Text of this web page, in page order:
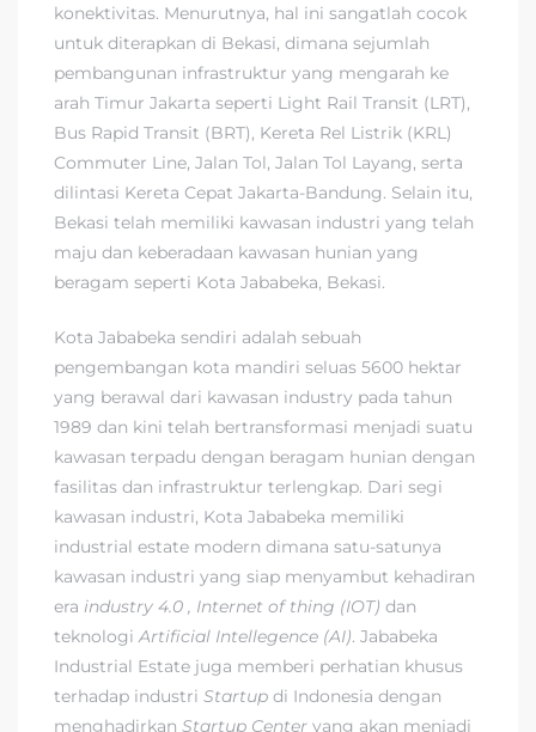
konektivitas. Menurutnya, hal ini sangatlah cocok
untuk diterapkan di Bekasi, dimana sejumlah
pembangunan infrastruktur yang mengarah ke
arah Timur Jakarta seperti Light Rail Transit (LRT),
Bus Rapid Transit (BRT), Kereta Rel Listrik (KRL)
Commuter Line, Jalan Tol, Jalan Tol Layang, serta
dilintasi Kereta Cepat Jakarta-Bandung. Selain itu,
Bekasi telah memiliki kawasan industri yang telah
maju dan keberadaan kawasan hunian yang
beragam seperti Kota Jababeka, Bekasi.
Kota Jababeka sendiri adalah sebuah
pengembangan kota mandiri seluas 5600 hektar
yang berawal dari kawasan industry pada tahun
1989 dan kini telah bertransformasi menjadi suatu
kawasan terpadu dengan beragam hunian dengan
fasilitas dan infrastruktur terlengkap. Dari segi
kawasan industri, Kota Jababeka memiliki
industrial estate modern dimana satu-satunya
kawasan industri yang siap menyambut kehadiran
era industry 4.0 , Internet of thing (IOT) dan
teknologiArtificial Intellegence (AI). Jababeka
Industrial Estate juga memberi perhatian khusus
terhadap industri Startup di Indonesia dengan
menghadirkan Startup Center yang akan menjadi